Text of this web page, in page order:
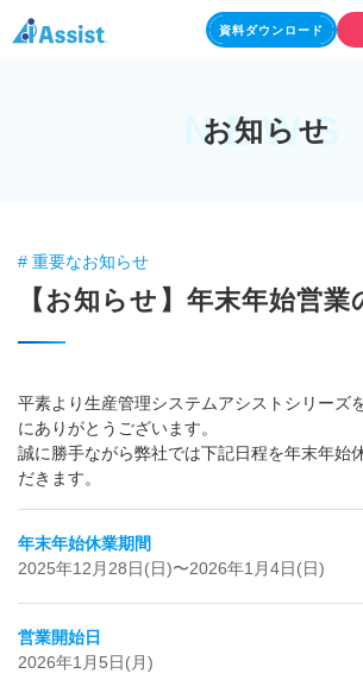
資料ダウンロード
お知らせ
NEWS
# 重要なお知らせ
【お知らせ】年末年始営業
平素より生産管理システムアシストシリーズ
にありがとうございます。
誠に勝手ながら弊社では下記日程を年末年始
だきます。
年末年始休業期間
2025年12月28日(日)〜2026年1月4日(日)
営業開始日
2026年1月5日(月)